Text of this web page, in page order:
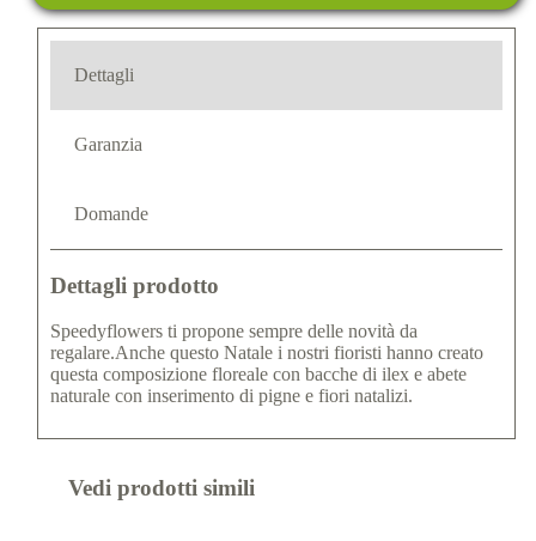
Dettagli
Garanzia
Domande
Dettagli prodotto
Speedyflowers ti propone sempre delle novità da
regalare.Anche questo Natale i nostri fioristi hanno creato
questa composizione floreale con bacche di ilex e abete
naturale con inserimento di pigne e fiori natalizi.
Vedi prodotti simili